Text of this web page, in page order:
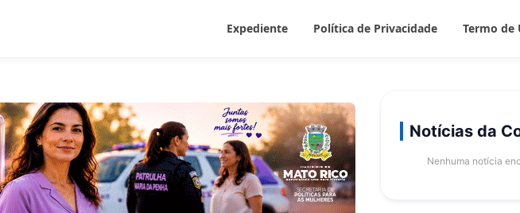
Expediente Política de Privacidade Termo de
Notícias da
Nenhuma notícia